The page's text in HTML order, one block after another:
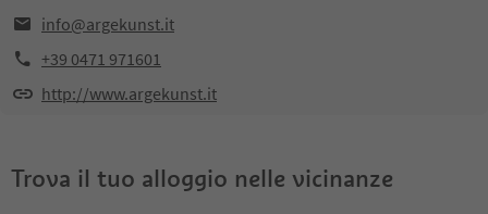
info@argekunst.it
+39 0471 971601
http://www.argekunst.it
Trova il tuo alloggio nelle vicinanze